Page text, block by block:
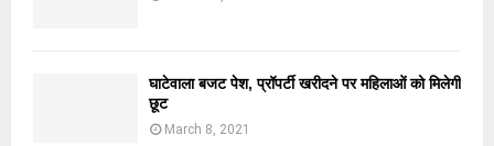
घाटेवाला बजट पेश, प्रॉपर्टी खरीदने पर महिलाओं को मिलेगी
छूट
March 8, 2021